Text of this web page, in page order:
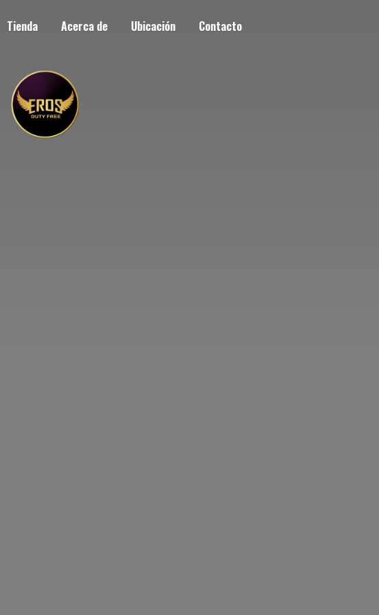
Tienda Acerca de Ubicación Contacto